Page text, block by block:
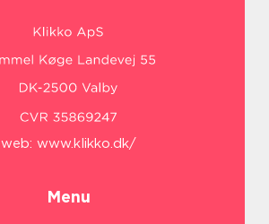
web: www.klikko.dk/
Menu